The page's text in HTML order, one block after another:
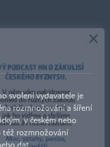
svolení vydavatele je
rozmnožování a šíření
v českém nebo
též rozmnožování